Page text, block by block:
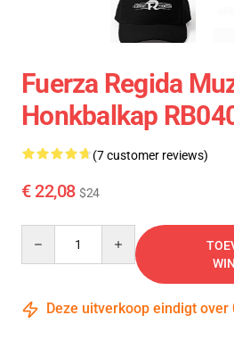
Fuerza Regida
Honkbalkap
(7 customer reviews)
€ 22,08 $24
Deze uitverkoop eindigt over